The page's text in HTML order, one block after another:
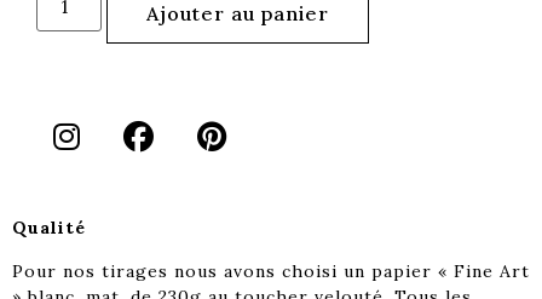
Ajouter au panier
Qualité
Pour nos tirages nous avons choisi un papier « Fine Art